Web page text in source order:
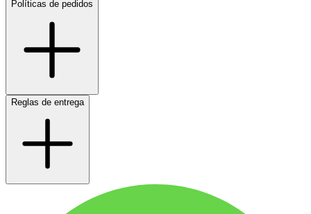
Políticas de pedidos
Reglas de entrega